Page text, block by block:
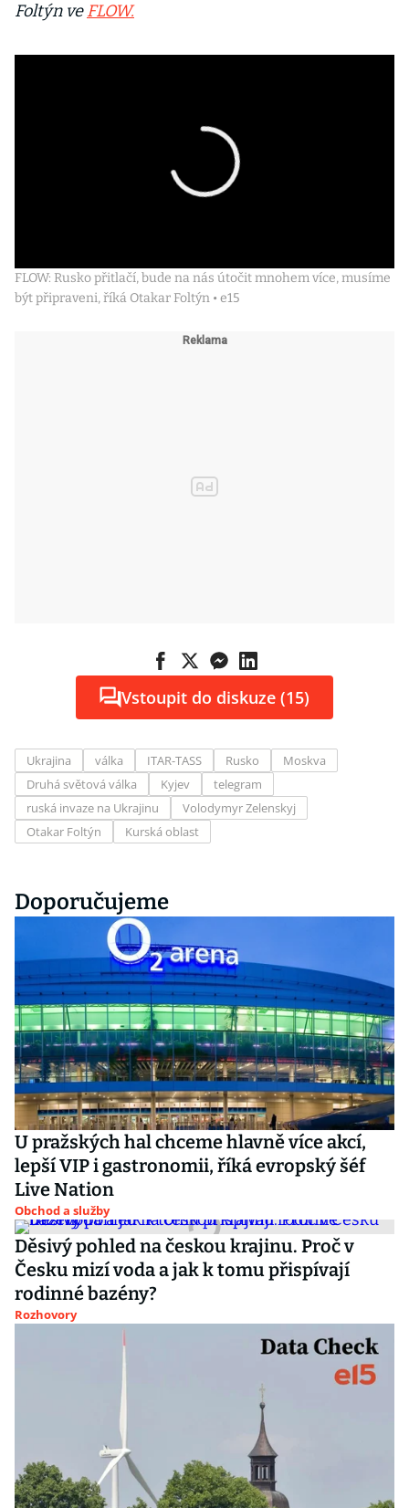
Foltýn veFLOW.
FLOW: Rusko přitlačí, bude na nás útočit mnohem více, musíme
být připraveni, říká Otakar Foltýn • e15
Vstoupit do diskuze (15)
Ukrajina válka ITAR-TASS Rusko
Moskva
Druhá světová válka
Kyjev
telegram
ruská invaze na Ukrajinu
Volodymyr Zelenskyj
Otakar Foltýn
Kurská oblast
Doporučujeme
U pražských hal chceme hlavně více akcí,
lepší VIP i gastronomii, říká evropský šéf
Live Nation
Obchod a služby
Děsivý pohled na českou krajinu. Proč v
Česku mizí voda a jak k tomu přispívají
rodinné bazény?
Rozhovory